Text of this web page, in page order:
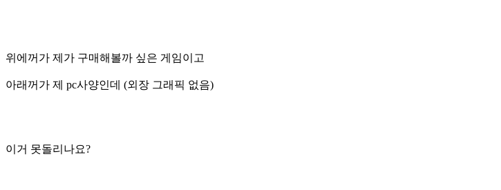
위에꺼가 제가 구매해볼까 싶은 게임이고
아래꺼가 제 pc사양인데 (외장 그래픽 없음)
이거 못돌리나요?